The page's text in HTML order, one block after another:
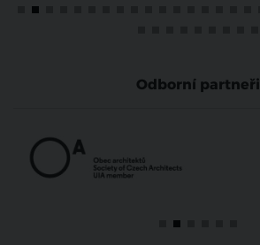
Odborní partneři